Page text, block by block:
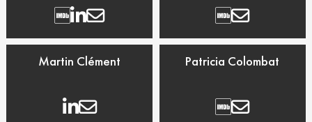
Martin Clément Patricia Colombat